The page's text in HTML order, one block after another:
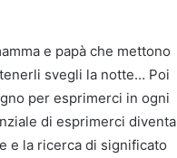
e papà che mettono
svegli la notte… Poi
per esprimerci in ogni
di esprimerci diventa
e la ricerca di significato